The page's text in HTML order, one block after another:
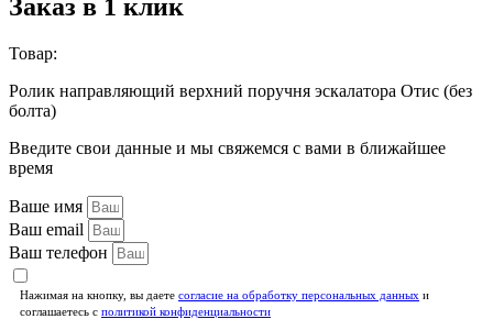
Заказ в 1 клик
Товар:
Ролик направляющий верхний поручня эскалатора Отис (без
болта)
Введите свои данные и мы свяжемся с вами в ближайшее
время
Ваше имя
Ваш email
Ваш телефон
Нажимая на кнопку, вы даете согласие на обработку персональных данных и
соглашаетесь c политикой конфиденциальности